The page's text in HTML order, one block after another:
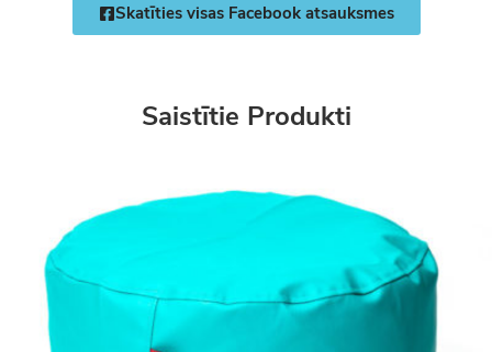
Skatīties visas Facebook atsauksmes
Saistītie Produkti